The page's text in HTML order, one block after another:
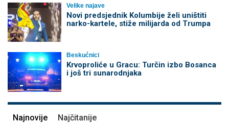
Velike najave
Novi predsjednik Kolumbije želi uništiti
narko-kartele, stiže milijarda od Trumpa
Beskućnici
Krvoproliće u Gracu: Turčin izbo Bosanca
i još tri sunarodnjaka
Najnovije Najčitanije